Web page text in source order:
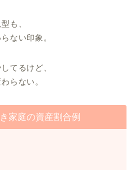
も、
ない印象。
てるけど、
らない。
家庭の資産割合例